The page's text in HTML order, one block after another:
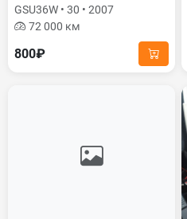
GSU36W • 30 • 2007
72 000 км
800₽